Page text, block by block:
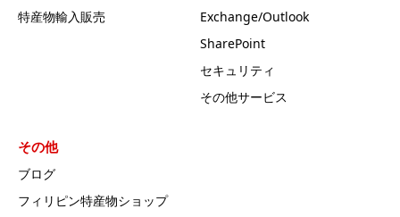
特産物輸入販売
Exchange/Outlook
SharePoint
セキュリティ
その他サービス
その他
ブログ
フィリピン特産物ショップ